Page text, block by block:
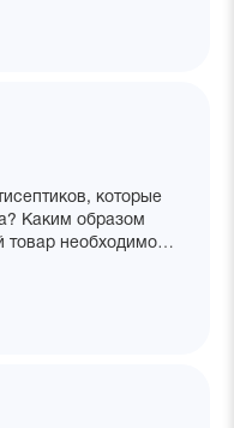
которые
Каким образом
товар необходимо